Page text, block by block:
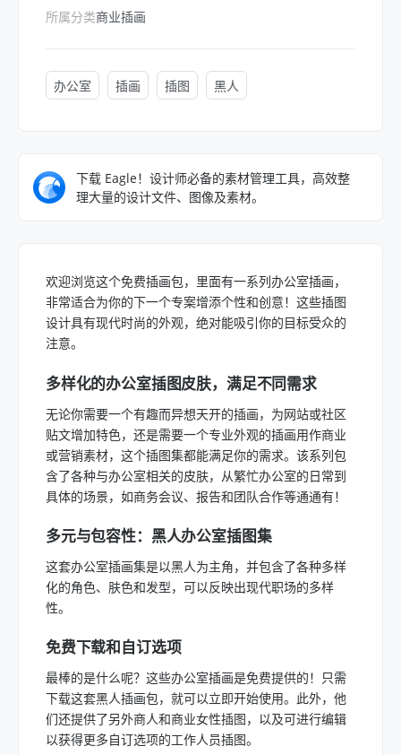
所属分类商业插画
办公室 插画 插图 黑人
下载 Eagle！设计师必备的素材管理工具，高效整
理大量的设计文件、图像及素材。
欢迎浏览这个免费插画包，里面有一系列办公室插画，
非常适合为你的下一个专案增添个性和创意！这些插图
设计具有现代时尚的外观，绝对能吸引你的目标受众的
注意。
多样化的办公室插图皮肤，满足不同需求
无论你需要一个有趣而异想天开的插画，为网站或社区
贴文增加特色，还是需要一个专业外观的插画用作商业
或营销素材，这个插图集都能满足你的需求。该系列包
含了各种与办公室相关的皮肤，从繁忙办公室的日常到
具体的场景，如商务会议、报告和团队合作等通通有！
多元与包容性：黑人办公室插图集
这套办公室插画集是以黑人为主角，并包含了各种多样
化的角色、肤色和发型，可以反映出现代职场的多样
性。
免费下载和自订选项
最棒的是什么呢？这些办公室插画是免费提供的！只需
下载这套黑人插画包，就可以立即开始使用。此外，他
们还提供了另外商人和商业女性插图，以及可进行编辑
以获得更多自订选项的工作人员插图。